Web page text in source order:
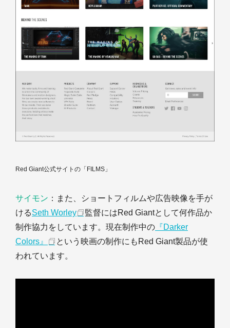
Red Giant公式サイトの「FILMS」
サイモン ：また、ショートフィルムや広告映像を手が
けるSeth Worley
監督にはRed Giantとして何作品か
制作協力をしています。現在制作中の 『Darker
Colors』
という映画の制作にもRed Giant製品が使
われています。